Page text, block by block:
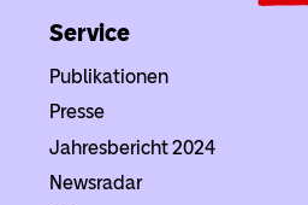
Service
Publikationen
Presse
Jahresbericht 2024
Newsradar